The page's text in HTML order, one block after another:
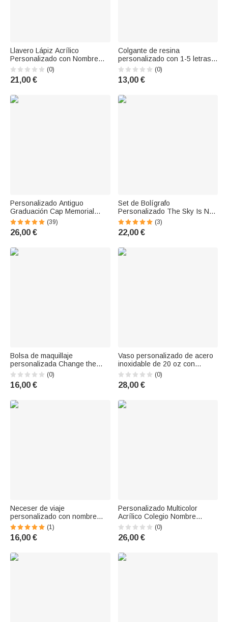
Llavero Lápiz Acrílico
Personalizado con Nombre
Cumpleaños Día del Profesor
Regalo de Graduación para
Profesor
(0)
21,00 €
Colgante de resina
personalizado con 1-5 letras
Enfermera Doctora Accesorio
Regalo de graduación para
estudiante de medicina
(0)
13,00 €
Personalizado Antiguo
Graduación Cap Memorial
Borla Broche con 1-6 Foto
Charms Grad Ceremonia
Simpatía Regalo para la Clase
(39)
26,00 €
Set de Bolígrafo
Personalizado The Sky Is Not
The Limit Stars con Nombre y
Texto Grabado Regalo de
Cumpleaños Aniversario
(3)
22,00 €
Bolsa de maquillaje
personalizada Change the
World con nombre Mapa del
mundo Cumpleaños
Graduación Regalo para ella
(0)
16,00 €
Vaso personalizado de acero
inoxidable de 20 oz con
nombres y tapa Pajita Cepillo
Graduación Cumpleaños
Regalo para Besties
(0)
28,00 €
Neceser de viaje
personalizado con nombre
Graduación Cumpleaños
Inspirational Gift for Daughter
Granddaughter
(1)
16,00 €
Personalizado Multicolor
Acrílico Colegio Nombre
Identidad Etiqueta 3D Llavero
Bolsa Encanto Regreso a la
Escuela Graduación Regalo
(0)
26,00 €